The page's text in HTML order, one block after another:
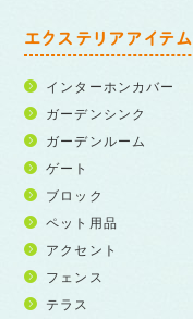
エクステリアアイテム
インターホンカバー
ガーデンシンク
ガーデンルーム
ゲート
ブロック
ペット用品
アクセント
フェンス
テラス